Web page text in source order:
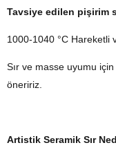
Tavsiye edilen pişirim
1000-1040 °C Hareketli
Sır ve masse uyumu
öneririz.
Artistik Seramik Sır